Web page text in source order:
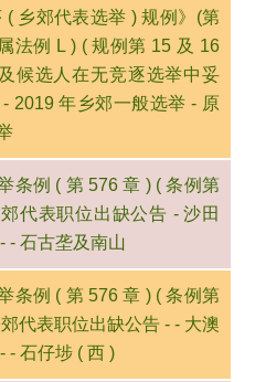
( 乡郊代表选举 ) 规例》(第
法例 L ) ( 规例第 15 及 16
候选人在无竞逐选举中妥
2019 年乡郊一般选举 - 原
条例 ( 第 576 章 ) ( 条例第
代表职位出缺公告 - 沙田
- 石古垄及南山
条例 ( 第 576 章 ) ( 条例第
代表职位出缺公告 - - 大澳
- 石仔埗 ( 西 )